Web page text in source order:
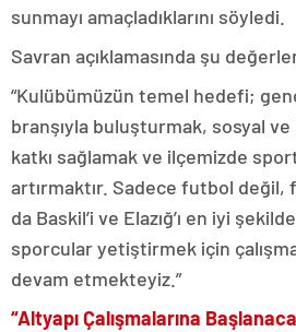
sunmayı amaçladıklarını söyledi.
Savran açıklamasında şu
“Kulübümüzün temel hedefi;
branşıyla buluşturmak, sosyal
katkı sağlamak ve ilçemizde
artırmaktır. Sadece futbol değil,
da Baskil’i ve Elazığ’ı en iyi
sporcular yetiştirmek için
devam etmekteyiz.”
“Altyapı Çalışmalarına